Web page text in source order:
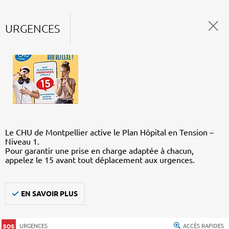
URGENCES
Le CHU de Montpellier active le Plan Hôpital en Tension –
Niveau 1.
Pour garantir une prise en charge adaptée à chacun,
appelez le 15 avant tout déplacement aux urgences.
EN SAVOIR PLUS
URGENCES ACCÈS RAPIDES